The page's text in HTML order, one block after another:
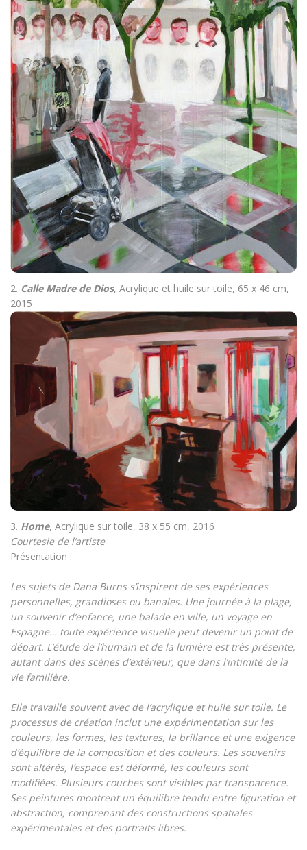
2. Calle Madre de Dios, Acrylique et huile sur toile, 65 x 46 cm,
2015
3. Home, Acrylique sur toile, 38 x 55 cm, 2016
Courtesie de l’artiste
Présentation :
Les sujets de Dana Burns s’inspirent de ses expériences
personnelles, grandioses ou banales. Une journée à la plage,
un souvenir d’enfance, une balade en ville, un voyage en
Espagne… toute expérience visuelle peut devenir un point de
départ. L’étude de l’humain et de la lumière est très présente,
autant dans des scènes d’extérieur, que dans l’intimité de la
vie familière.
Elle travaille souvent avec de l’acrylique et huile sur toile. Le
processus de création inclut une expérimentation sur les
couleurs, les formes, les textures, la brillance et une exigence
d’équilibre de la composition et des couleurs. Les souvenirs
sont altérés, l’espace est déformé, les couleurs sont
modifiées. Plusieurs couches sont visibles par transparence.
Ses peintures montrent un équilibre tendu entre figuration et
abstraction, comprenant des constructions spatiales
expérimentales et des portraits libres.